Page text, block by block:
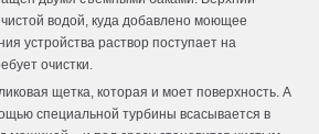
водой, куда добавлено моющее
устройства раствор поступает на
очистки.
щетка, которая и моет поверхность. А
специальной турбины всасывается в